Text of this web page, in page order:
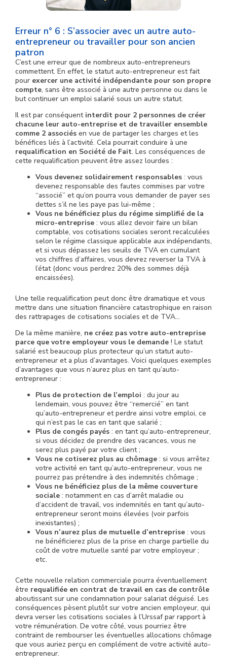
Erreur n° 6 : S’associer avec un autre auto-
entrepreneur ou travailler pour son ancien
patron
C’est une erreur que de nombreux auto-entrepreneurs
commettent. En effet, le statut auto-entrepreneur est fait
pour exercer une activité indépendante pour son propre
compte, sans être associé à une autre personne ou dans le
but continuer un emploi salarié sous un autre statut.
Il est par conséquent interdit pour 2 personnes de créer
chacune leur auto-entreprise et de travailler ensemble
comme 2 associés en vue de partager les charges et les
bénéfices liés à l’activité. Cela pourrait conduire à une
requalification en Société de Fait. Les conséquences de
cette requalification peuvent être assez lourdes :
Vous devenez solidairement responsables : vous
devenez responsable des fautes commises par votre
“associé” et qu’on pourra vous demander de payer ses
dettes s’il ne les paye pas lui-même ;
Vous ne bénéficiez plus du régime simplifié de la
micro-entreprise : vous allez devoir faire un bilan
comptable, vos cotisations sociales seront recalculées
selon le régime classique applicable aux indépendants,
et si vous dépassez les seuils de TVA en cumulant
vos chiffres d’affaires, vous devrez reverser la TVA à
l’état (donc vous perdrez 20% des sommes déjà
encaissées).
Une telle requalification peut donc être dramatique et vous
mettre dans une situation financière catastrophique en raison
des rattrapages de cotisations sociales et de TVA…
De la même manière, ne créez pas votre auto-entreprise
parce que votre employeur vous le demande ! Le statut
salarié est beaucoup plus protecteur qu’un statut auto-
entrepreneur et a plus d’avantages. Voici quelques exemples
d’avantages que vous n’aurez plus en tant qu’auto-
entrepreneur :
Plus de protection de l’emploi : du jour au
lendemain, vous pouvez être “remercié” en tant
qu’auto-entrepreneur et perdre ainsi votre emploi, ce
qui n’est pas le cas en tant que salarié ;
Plus de congés payés : en tant qu’auto-entrepreneur,
si vous décidez de prendre des vacances, vous ne
serez plus payé par votre client ;
Vous ne cotiserez plus au chômage : si vous arrêtez
votre activité en tant qu’auto-entrepreneur, vous ne
pourrez pas prétendre à des indemnités chômage ;
Vous ne bénéficiez plus de la même couverture
sociale : notamment en cas d’arrêt maladie ou
d’accident de travail, vos indemnités en tant qu’auto-
entrepreneur seront moins élevées (voir parfois
inexistantes) ;
Vous n’aurez plus de mutuelle d’entreprise : vous
ne bénéficierez plus de la prise en charge partielle du
coût de votre mutuelle santé par votre employeur ;
etc.
Cette nouvelle relation commerciale pourra éventuellement
être requalifiée en contrat de travail en cas de contrôle
aboutissant sur une condamnation pour salariat déguisé. Les
conséquences pèsent plutôt sur votre ancien employeur, qui
devra verser les cotisations sociales à l’Urssaf par rapport à
votre rémunération. De votre côté, vous pourriez être
contraint de rembourser les éventuelles allocations chômage
que vous auriez perçu en complément de votre activité auto-
entrepreneur.